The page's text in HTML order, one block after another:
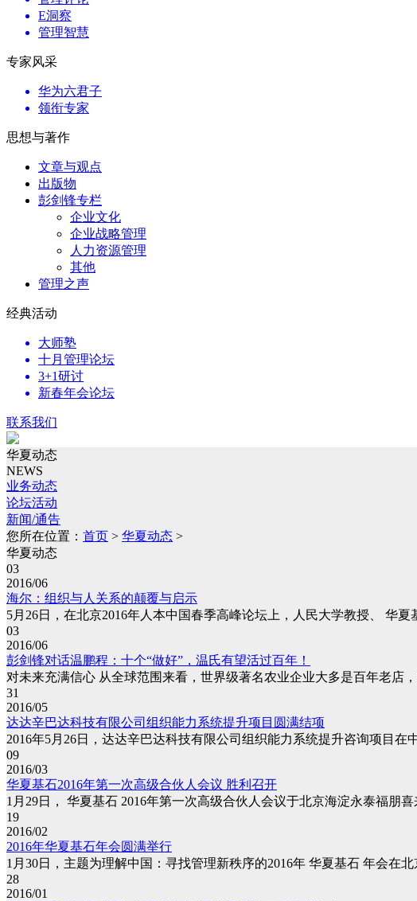
E洞察
管理智慧
专家风采
华为六君子
领衔专家
思想与著作
文章与观点
出版物
彭剑锋专栏
企业文化
企业战略管理
人力资源管理
其他
管理之声
经典活动
大师塾
十月管理论坛
3+1研讨
新春年会论坛
联系我们
华夏动态
NEWS
业务动态
论坛活动
新闻/通告
您所在位置： 首页 > 华夏动态 >
华夏动态
03
2016/06
海尔：组织与人关系的颠覆与启示
5月26日，在北京2016年人本中国春季高峰论坛上，人民大学教授、 华
03
2016/06
彭剑锋对话温鹏程：十个“做好”，温氏有望活过百年！
对未来充满信心 从全球范围来看，世界级著名农业企业大多是百年老店
31
2016/05
达达辛巴达科技有限公司组织能力系统提升项目圆满结项
2016年5月26日，达达辛巴达科技有限公司组织能力系统提升咨询项目在
09
2016/03
华夏基石2016年第一次高级合伙人会议 胜利召开
1月29日， 华夏基石 2016年第一次高级合伙人会议于北京海淀永泰福朋
19
2016/02
2016年华夏基石年会圆满举行
1月30日，主题为理解中国：寻找管理新秩序的2016年 华夏基石 年会在
28
2016/01